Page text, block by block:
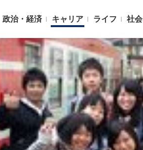
政治・経済 キャリア ライフ 社会